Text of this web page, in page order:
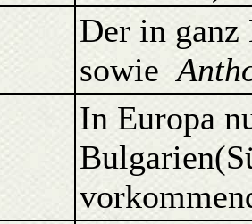
Der in
sowie
In Europa